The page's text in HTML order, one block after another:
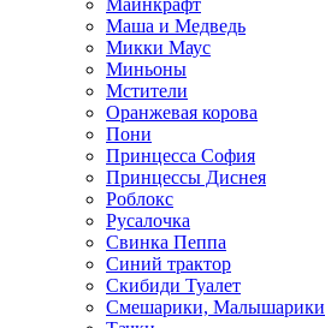
Майнкрафт
Маша и Медведь
Микки Маус
Миньоны
Мстители
Оранжевая корова
Пони
Принцесса София
Принцессы Диснея
Роблокс
Русалочка
Свинка Пеппа
Синий трактор
Скибиди Туалет
Смешарики, Малышарики